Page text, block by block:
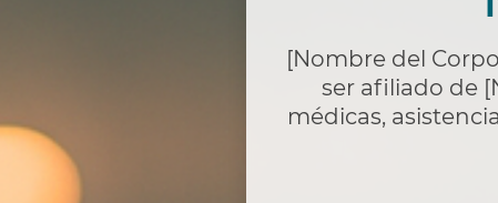
[Nombre del
ser afiliado de
médicas,